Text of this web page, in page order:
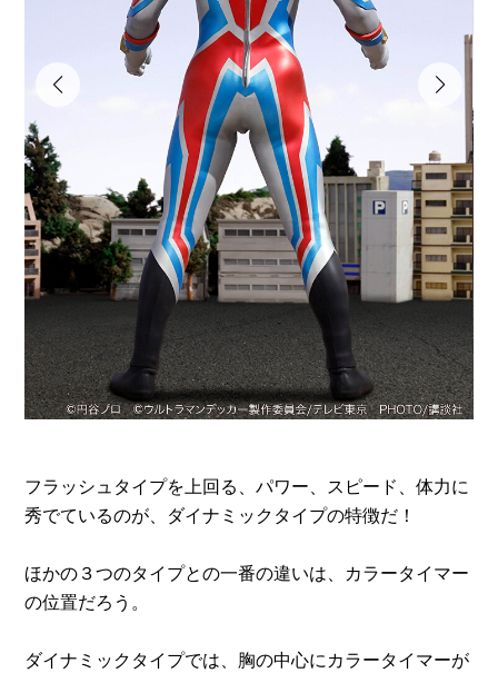
フラッシュタイプを上回る、パワー、スピード、体力に
秀でているのが、ダイナミックタイプの特徴だ！
ほかの３つのタイプとの一番の違いは、カラータイマー
の位置だろう。
ダイナミックタイプでは、胸の中心にカラータイマーが